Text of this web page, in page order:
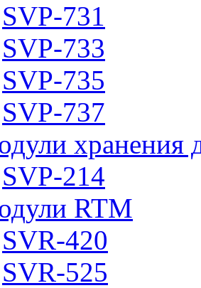
SVP-731
SVP-733
SVP-735
SVP-737
хранения
SVP-214
RTM
SVR-420
SVR-525